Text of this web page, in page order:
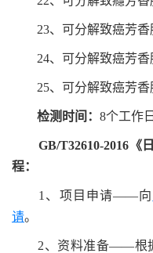
23、可分解致癌芳香
24、可分解致癌芳香
25、可分解致癌芳香
检测时间： 8个工作日
GB/T32610-2016
程：
1、项目申请——向
请。
2、资料准备——根据